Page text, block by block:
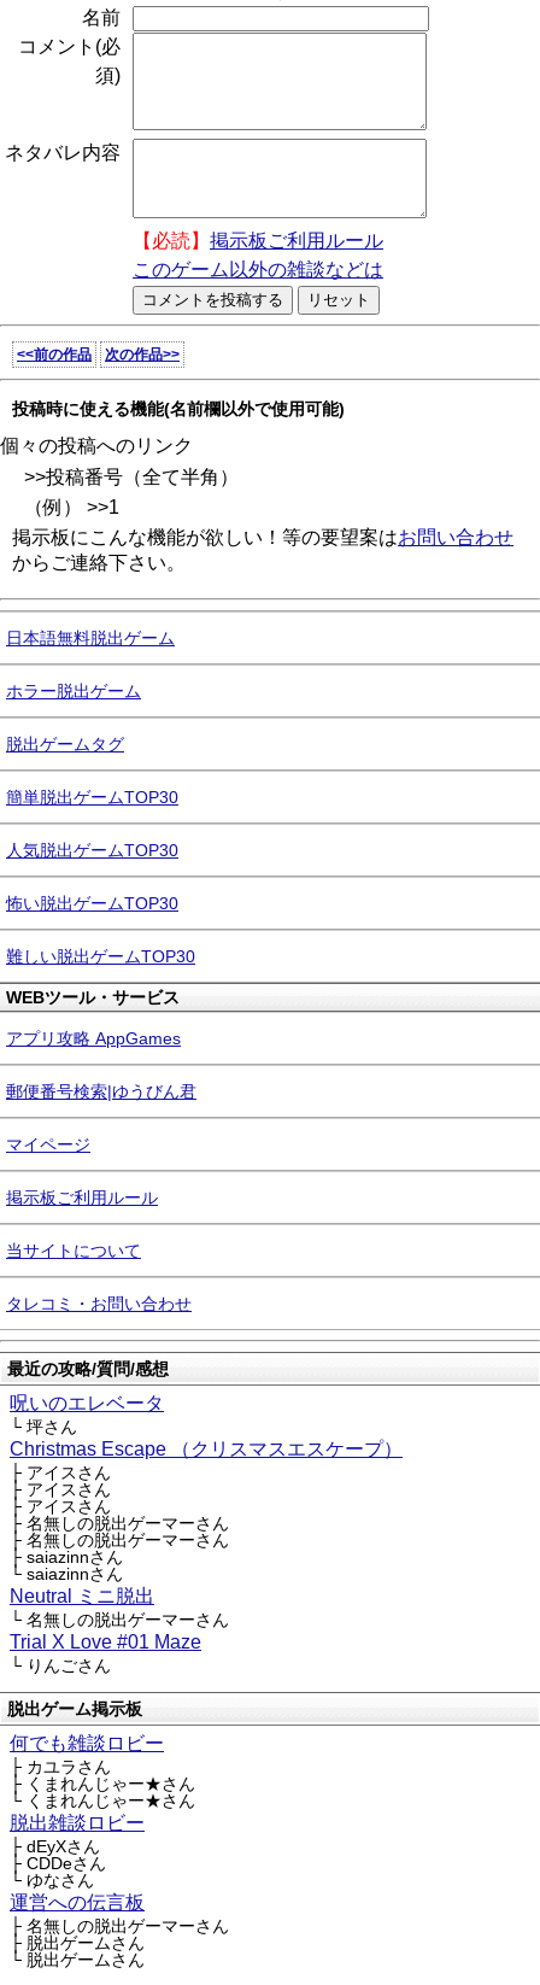
名前
コメント(必
須)
ネタバレ内容
【必読】 掲示板ご利用ルール
このゲーム以外の雑談などは
<<前の作品 次の作品>>
投稿時に使える機能(名前欄以外で使用可能)
個々の投稿へのリンク
>>投稿番号（全て半角）
（例） >>1
掲示板にこんな機能が欲しい！等の要望案はお問い合わせ
からご連絡下さい。
日本語無料脱出ゲーム
ホラー脱出ゲーム
脱出ゲームタグ
簡単脱出ゲームTOP30
人気脱出ゲームTOP30
怖い脱出ゲームTOP30
難しい脱出ゲームTOP30
WEBツール・サービス
アプリ攻略 AppGames
郵便番号検索|ゆうびん君
マイページ
掲示板ご利用ルール
当サイトについて
タレコミ・お問い合わせ
最近の攻略/質問/感想
呪いのエレベータ
└ 坪さん
Christmas Escape （クリスマスエスケープ）
├ アイスさん
├ アイスさん
├ アイスさん
├ 名無しの脱出ゲーマーさん
├ 名無しの脱出ゲーマーさん
├ saiazinnさん
└ saiazinnさん
Neutral ミニ脱出
└ 名無しの脱出ゲーマーさん
Trial X Love #01 Maze
└ りんごさん
脱出ゲーム掲示板
何でも雑談ロビー
├ カユラさん
├ くまれんじゃー★さん
└ くまれんじゃー★さん
脱出雑談ロビー
├ dEyXさん
├ CDDeさん
└ ゆなさん
運営への伝言板
├ 名無しの脱出ゲーマーさん
├ 脱出ゲームさん
└ 脱出ゲームさん